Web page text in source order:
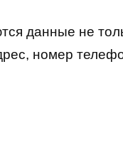
данные не
номер